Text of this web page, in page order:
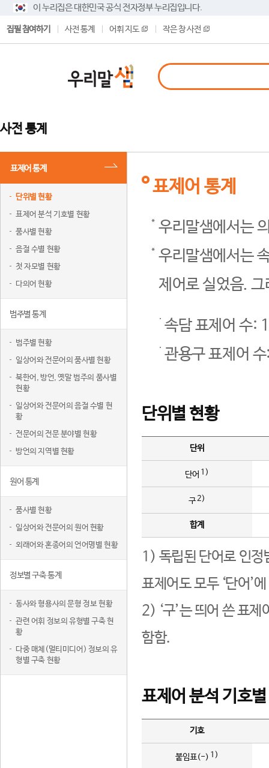
이 누리집은 대한민국 공식 전자정부 누리집입니다.
집필 참여하기 사전 통계 어휘 지도 작은 창 사전
사전 통계
표제어 통계
단위별 현황
표제어 분석 기호별 현황
품사별 현황
음절 수별 현황
첫 자모별 현황
다의어 현황
범주별 통계
범주별 현황
일상어와 전문어의 품사별 현황
북한어, 방언, 옛말 범주의 품사별
현황
일상어와 전문어의 음절 수별 현
황
전문어의 전문 분야별 현황
방언의 지역별 현황
원어 통계
품사별 현황
일상어와 전문어의 원어 현황
외래어와 혼종어의 언어명별 현황
정보별 구축 통계
동사와 형용사의 문형 정보 현황
관련 어휘 정보의 유형별 구축 현
황
다중 매체(멀티미디어) 정보의 유
형별 구축 현황
표제어 통계
우리말샘에서는
우리말샘에서는
제어로 실었음.
속담 표제어 수:
관용구 표제어
단위별 현황
단위
단어 1)
구2)
합계
1) 독립된 단어로 인정
표제어도 모두 ‘단어’
2) ‘구’는 띄어 쓴 표
함함.
표제어 분석 기호
기호
붙임표(-) 1)